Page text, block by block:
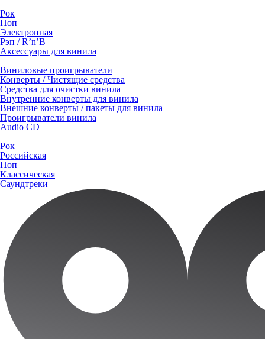
Рок
Поп
Электронная
Рэп / R’n’B
Аксессуары для винила
Виниловые проигрыватели
Конверты / Чистящие средства
Средства для очистки винила
Внутренние конверты для винила
Внешние конверты / пакеты для винила
Проигрыватели винила
Audio CD
Рок
Российская
Поп
Классическая
Саундтреки